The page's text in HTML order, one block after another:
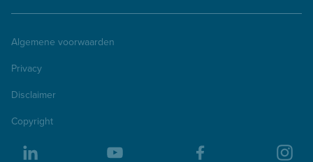
Algemene voorwaarden
Privacy
Disclaimer
Copyright